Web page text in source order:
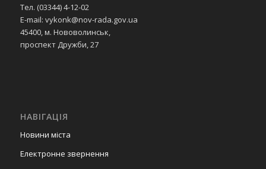
Тел. (03344) 4-12-02
E-mail: vykonk@nov-rada.gov.ua
45400, м. Нововолинськ,
проспект Дружби, 27
НАВІГАЦІЯ
Новини міста
Електронне звернення